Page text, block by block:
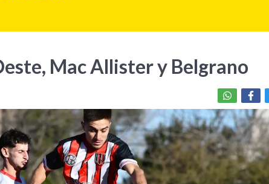
Mac Allister y Belgrano